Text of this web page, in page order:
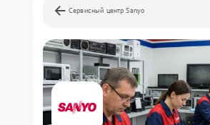
Сервисный центр Sanyo